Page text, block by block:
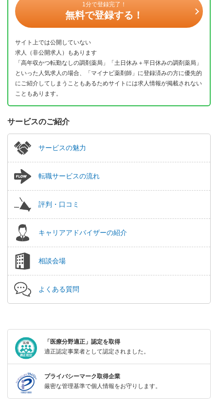
1分で登録完了！
無料で登録する！
サイト上では公開していない
求人（非公開求人）もあります
「高年収かつ転勤なしの調剤薬局」「土日休み＋平日休みの調剤薬局」
といった人気求人の場合、「マイナビ薬剤師」に登録済みの方に優先的
にご紹介してしまうこともあるためサイトには求人情報が掲載されない
こともあります。
サービスのご紹介
サービスの魅力
転職サービスの流れ
評判・口コミ
キャリアアドバイザーの紹介
相談会場
よくある質問
「医療分野適正」認定を取得
適正認定事業者として認定されました。
プライバシーマーク取得企業
厳密な管理基準で個人情報をお守りします。